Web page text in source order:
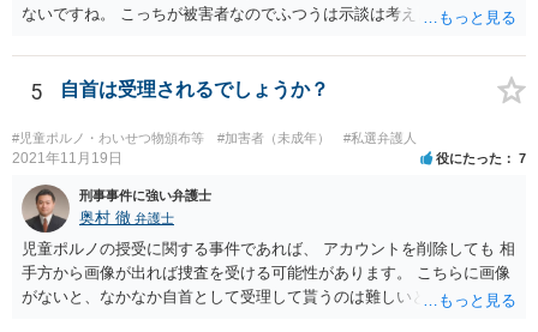
ないですね。 こっちが被害者なのでふつうは示談は考えません。 少年
5 自首は受理されるでしょうか？
#児童ポルノ・わいせつ物頒布等 #加害者（未成年） #私選弁護人
2021年11月19日 役にたった 7
刑事事件に強い弁護士
奥村 徹 弁護士
児童ポルノの授受に関する事件であれば、 アカウントを削除しても 相
手方から画像が出れば捜査を受ける可能性があります。 こちらに画像
がないと、なかなか自首として受理して貰うのは難しいと思います